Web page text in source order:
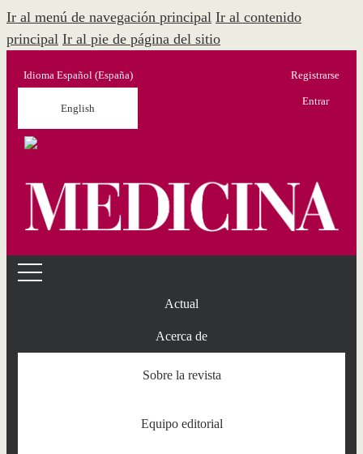
Ir al menú de navegación principal Ir al contenido
principal Ir al pie de página del sitio
Idioma Español (España)
English
Registrarse
Entrar
Actual
Acerca de
Sobre la revista
Equipo editorial